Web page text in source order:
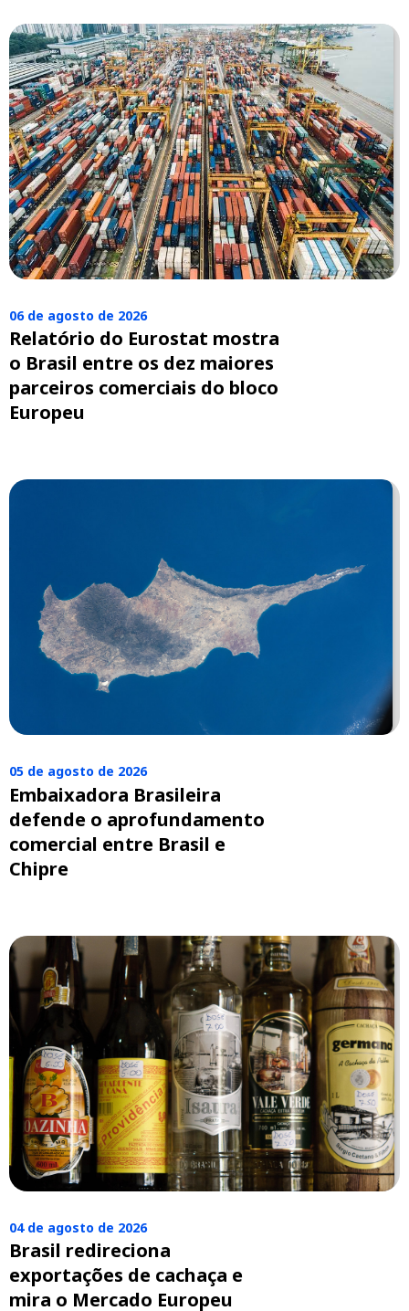
06 de agosto de 2026
Relatório do Eurostat mostra
o Brasil entre os dez maiores
parceiros comerciais do bloco
Europeu
05 de agosto de 2026
Embaixadora Brasileira
defende o aprofundamento
comercial entre Brasil e
Chipre
04 de agosto de 2026
Brasil redireciona
exportações de cachaça e
mira o Mercado Europeu